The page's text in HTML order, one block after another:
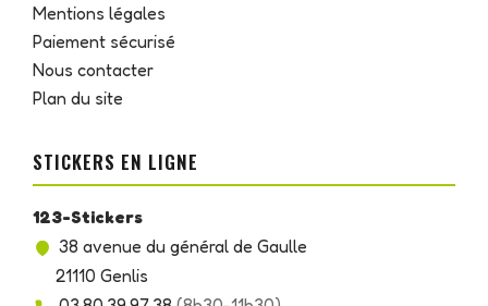
Mentions légales
Paiement sécurisé
Nous contacter
Plan du site
STICKERS EN LIGNE
123-Stickers
38 avenue du général de Gaulle
21110 Genlis